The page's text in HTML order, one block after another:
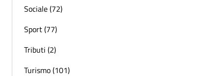
Sociale (72)
Sport (77)
Tributi (2)
Turismo (101)